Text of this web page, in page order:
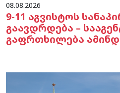
08.08.2026
9-11 აგვისტოს
გაავდრდება –
გაფრთხილება